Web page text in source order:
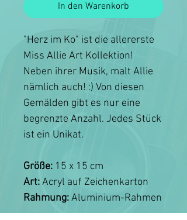
In den Warenkorb
"Herz im Ko" ist die allererste
Miss Allie Art Kollektion!
Neben ihrer Musik, malt Allie
nämlich auch! :) Von diesen
Gemälden gibt es nur eine
begrenzte Anzahl. Jedes Stück
ist ein Unikat.
Größe: 15 x 15 cm
Art:Acryl auf Zeichenkarton
Rahmung:Aluminium-Rahmen